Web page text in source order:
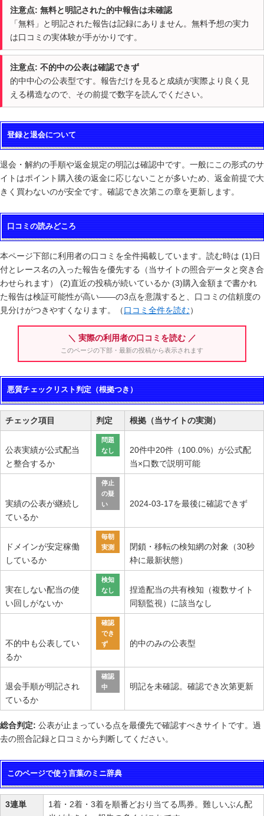
注意点: 無料と明記された的中報告は未確認
「無料」と明記された報告は記録にありません。無料予想の実力
は口コミの実体験が手がかりです。
注意点: 不的中の公表は確認できず
的中中心の公表型です。報告だけを見ると成績が実際より良く見
える構造なので、その前提で数字を読んでください。
登録と退会について
退会・解約の手順や返金規定の明記は確認中です。一般にこの形式のサ
イトはポイント購入後の返金に応じないことが多いため、返金前提で大
きく買わないのが安全です。確認でき次第この章を更新します。
口コミの読みどころ
本ページ下部に利用者の口コミを全件掲載しています。読む時は (1)日
付とレース名の入った報告を優先する（当サイトの照合データと突き合
わせられます） (2)直近の投稿が続いているか (3)購入金額まで書かれ
た報告は検証可能性が高い——の3点を意識すると、口コミの信頼度の
見分けがつきやすくなります。（口コミ全件を読む）
＼ 実際の利用者の口コミを読む ／
このページの下部・最新の投稿から表示されます
悪質チェックリスト判定（根拠つき）
チェック項目 判定 根拠（当サイトの実測）
公表実績が公式配当
と整合するか
問題
なし
20件中20件（100.0%）が公式配
当×口数で説明可能
実績の公表が継続し
ているか
停止
の疑
い
2024-03-17を最後に確認できず
ドメインが安定稼働
しているか
毎朝
実測
閉鎖・移転の検知網の対象（30秒
枠に最新状態）
実在しない配当の使
い回しがないか
検知
なし
捏造配当の共有検知（複数サイト
同額監視）に該当なし
不的中も公表してい
るか
確認
でき
ず
的中のみの公表型
退会手順が明記され
ているか
確認
中
明記を未確認。確認でき次第更新
総合判定: 公表が止まっている点を最優先で確認すべきサイトです。過
去の照合記録と口コミから判断してください。
このページで使う言葉のミニ辞典
3連単
1着・2着・3着を順番どおり当てる馬券。難しいぶん配